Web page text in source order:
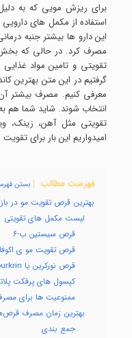
برای ریزش مویی که به
استفاده از مکمل های
این دارو ها بیشتر جنبه
مصرف کرد. در حالی که بخش
تقویتی و تامین مواد
گرفتیم در این متن بهترین
معرفی کنیم. مصرف بیشتر
انتخاب شوند. شاید شما هم
تقویتی مثل آهن، زینک،
امیدواریم این بار برای
فهرست مطالب بستن
بهترین قرص تقویت مو در
لیست مکمل های تقویتی
قرص سیستین ب-۶
قرص تقویت مو ی
قرص نورکرین یا Nourkrin
کپسول های پرفکت
ممنوعیت ها برای
بهترین زمان مصرف
جمع بندی